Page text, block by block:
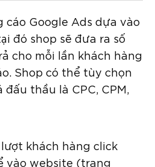
cáo Google Ads dựa vào
đó shop sẽ đưa ra số
cho mỗi lần khách hàng
Shop có thể tùy chọn
thầu là CPC, CPM,
khách hàng click
vào website (trang